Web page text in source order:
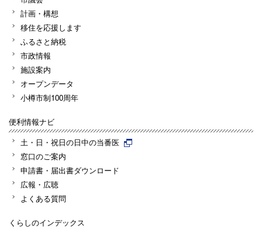
計画・構想
移住を応援します
ふるさと納税
市政情報
施設案内
オープンデータ
小樽市制100周年
便利情報ナビ
土・日・祝日の日中の当番医
窓口のご案内
申請書・届出書ダウンロード
広報・広聴
よくある質問
くらしのインデックス